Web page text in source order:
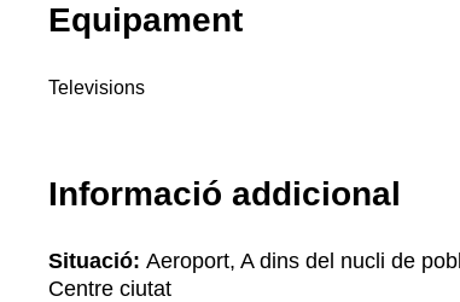
Equipament
Televisions
Informació addicional
Situació: Aeroport, A dins del nucli de
Centre ciutat